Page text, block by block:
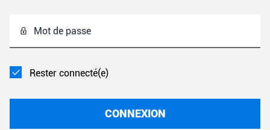
Mot de passe
Rester connecté(e)
CONNEXION